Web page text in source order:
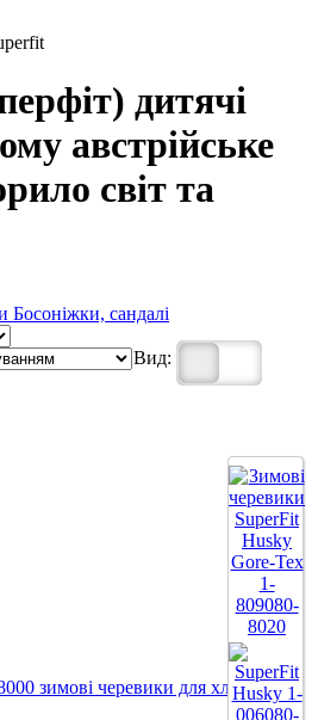
дитячі
австрійське
світ та
Босоніжки, сандалі
Вид:
зимові черевики для хлопчиків